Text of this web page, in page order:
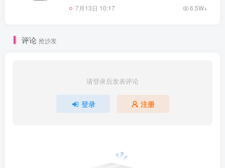
7月13日 10:17 6.5W+
评论 抢沙发
请登录后发表评论
登录 注册